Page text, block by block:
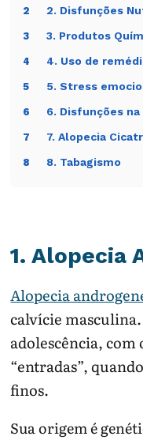
2 2. Disfunções
3 3. Produtos
4 4. Uso de
5 5. Stress
6 6. Disfunções
7 7. Alopecia
8 8. Tabagismo
1. Alopecia
Alopecia
calvície
adolescência, com
“entradas”,
finos.
Sua origem é